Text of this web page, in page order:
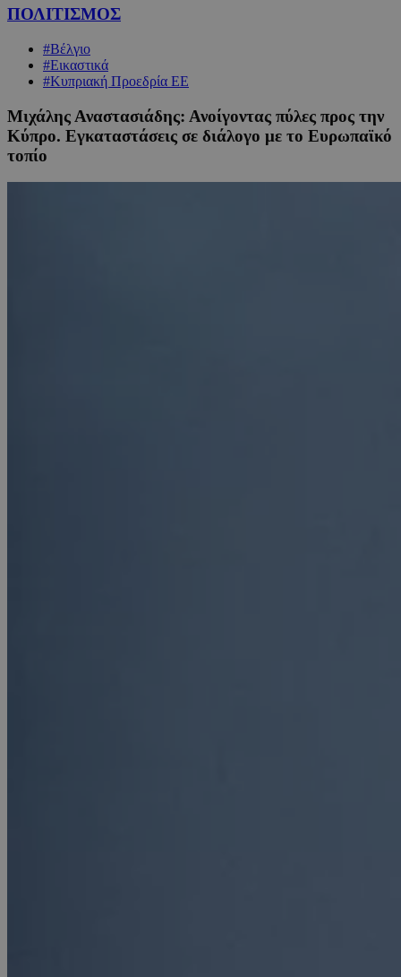
ΠΟΛΙΤΙΣΜΟΣ
#Βέλγιο
#Εικαστικά
#Κυπριακή Προεδρία ΕΕ
Μιχάλης Αναστασιάδης: Ανοίγοντας πύλες προς την
Κύπρο. Εγκαταστάσεις σε διάλογο με το Ευρωπαϊκό
τοπίο